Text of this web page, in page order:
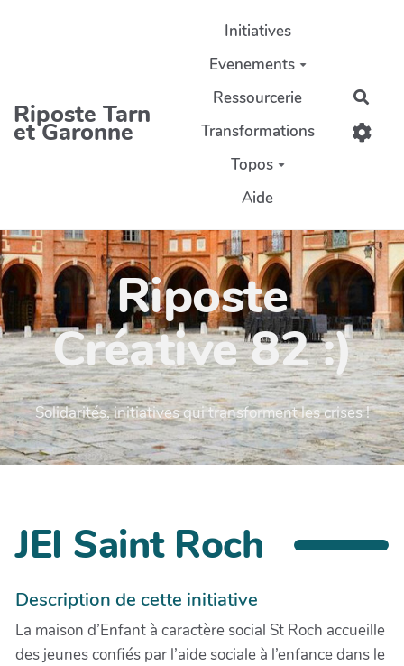
Riposte Tarn
et Garonne
Initiatives
Evenements
Ressourcerie
Transformations
Topos
Aide
Riposte
Créative 82 :)
Solidarités, initiatives qui transforment les crises !
JEI Saint Roch
Description de cette initiative
La maison d’Enfant à caractère social St Roch accueille
des jeunes confiés par l’aide sociale à l’enfance dans le